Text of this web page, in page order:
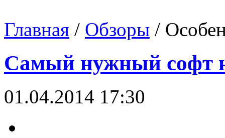
Главная / Обзоры /
Самый нужный софт
01.04.2014 17:30